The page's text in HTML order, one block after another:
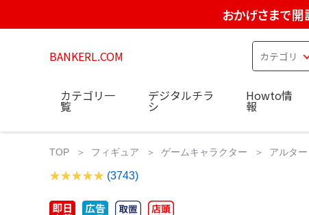
おかげさまで
BANKERL.COM
カテゴリ一
覧
デジタルチラ
シ
Howto情
報
TOP フィギュア ゲームキャラクター アルタ
(3743)